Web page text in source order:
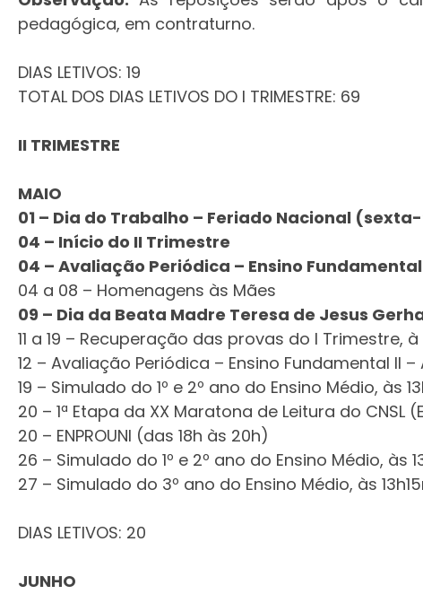
pedagógica, em contraturno.
DIAS LETIVOS: 19
TOTAL DOS DIAS LETIVOS DO I TRIMESTRE: 69
II TRIMESTRE
MAIO
01 – Dia do Trabalho – Feriado Nacional
04 – Início do II Trimestre
04 – Avaliação Periódica – Ensino Fundamental
04 a 08 – Homenagens às Mães
09 – Dia da Beata Madre Teresa de Jesus
11 a 19 – Recuperação das provas do I Trimestre,
12 – Avaliação Periódica – Ensino Fundamental II –
19 – Simulado do 1º e 2º ano do Ensino Médio, às
20 – 1ª Etapa da XX Maratona de Leitura do CNSL
20 – ENPROUNI (das 18h às 20h)
26 – Simulado do 1º e 2º ano do Ensino Médio, às
27 – Simulado do 3º ano do Ensino Médio, às
DIAS LETIVOS: 20
JUNHO